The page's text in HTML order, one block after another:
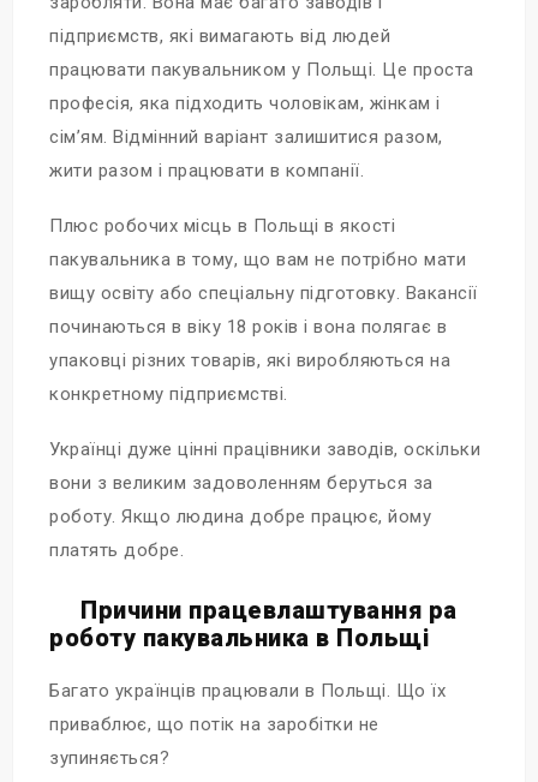
підприємств, які вимагають від людей
працювати пакувальником у Польщі. Це проста
професія, яка підходить чоловікам, жінкам і
сім’ям. Відмінний варіант залишитися разом,
жити разом і працювати в компанії.
Плюс робочих місць в Польщі в якості
пакувальника в тому, що вам не потрібно мати
вищу освіту або спеціальну підготовку. Вакансії
починаються в віку 18 років і вона полягає в
упаковці різних товарів, які виробляються на
конкретному підприємстві.
Українці дуже цінні працівники заводів, оскільки
вони з великим задоволенням беруться за
роботу. Якщо людина добре працює, йому
платять добре.
Причини працевлаштування ра
роботу пакувальника в Польщі
Багато українців працювали в Польщі. Що їх
приваблює, що потік на заробітки не
зупиняється?